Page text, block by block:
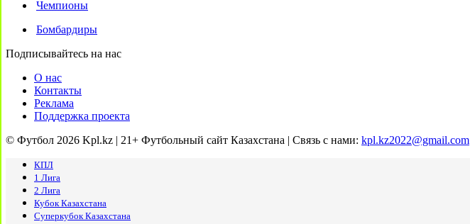
Чемпионы
Бомбардиры
Подписывайтесь на нас
О нас
Контакты
Реклама
Поддержка проекта
© Футбол 2026 Kpl.kz | 21+ Футбольный сайт Казахстана | Связь с нами: kpl.kz2022@gmail.com
КПЛ
1 Лига
2 Лига
Кубок Казахстана
Суперкубок Казахстана